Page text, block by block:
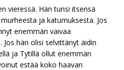
vieressä. Hän tunsi itsensä
ja katumuksesta. Jos
enemmän vaivaa
hän olisi selvittänyt äidin
ja Tytillä ollut enemmän
estää koko haavan